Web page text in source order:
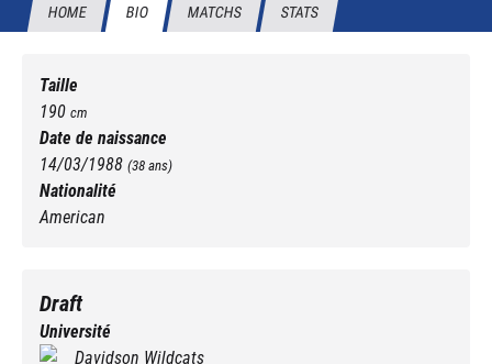
HOME BIO MATCHS STATS
Taille
190 cm
Date de naissance
14/03/1988 (38ans)
Nationalité
American
Draft
Université
Davidson Wildcats